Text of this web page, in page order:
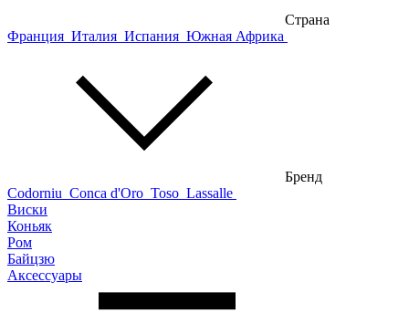
Страна
Франция Италия Испания Южная Африка
Бренд
Codorniu Conca d'Oro Toso Lassalle
Виски
Коньяк
Ром
Байцзю
Аксессуары